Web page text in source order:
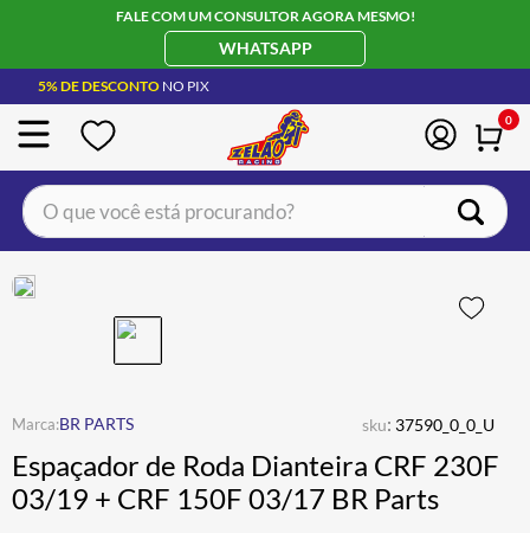
FALE COM UM CONSULTOR AGORA MESMO!
WHATSAPP
5% DE DESCONTO NO PIX
0
O que você está procurando?
BR PARTS sku: 37590_0_0_U
Espaçador de Roda Dianteira CRF 230F
03/19 + CRF 150F 03/17 BR Parts
BOTA
4º ÓCULOS SOLAR
5º LUVA
6 º BAU